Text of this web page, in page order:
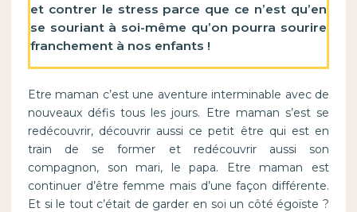
et contrer le stress parce que ce n’est qu’en
se souriant à soi-même qu’on pourra sourire
franchement à nos enfants !
Etre maman c’est une aventure interminable avec de
nouveaux défis tous les jours. Etre maman s’est se
redécouvrir, découvrir aussi ce petit être qui est en
train de se former et redécouvrir aussi son
compagnon, son mari, le papa. Etre maman est
continuer d’être femme mais d’une façon différente.
Et si le tout c’était de garder en soi un côté égoïste ?